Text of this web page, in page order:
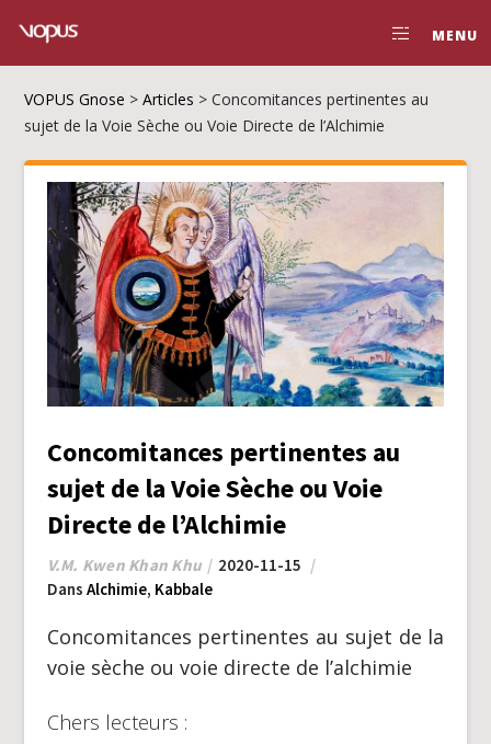
MENU
VOPUS Gnose >Articles >Concomitances pertinentes au
sujet de la Voie Sèche ou Voie Directe de l’Alchimie
Concomitances pertinentes au
sujet de la Voie Sèche ou Voie
Directe de l’Alchimie
V.M. Kwen Khan Khu
2020-11-15
Dans Alchimie, Kabbale
Concomitances pertinentes au sujet de la
voie sèche ou voie directe de l’alchimie
Chers lecteurs :